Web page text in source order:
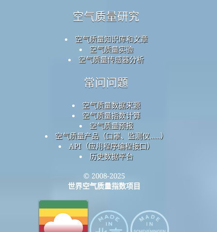
空气质量研究
空气质量知识库和文章
空气质量实验
空气质量传感器分析
常问问题
空气质量数据来源
空气质量指数计算
空气质量预报
空气质量产品（口罩、监测仪……）
API（应用程序编程接口）
历史数据平台
© 2008-2025
世界空气质量指数项目